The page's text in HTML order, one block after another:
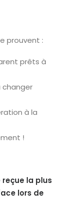
prouvent :
prêts à
changer
à la
!
reçue la plus
lors de